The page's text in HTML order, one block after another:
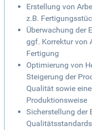
Erstellung von
z.B.
Überwachung der
ggf. Korrektur von
Fertigung
Optimierung von
Steigerung der
Qualität sowie
Produktionsweise
Sicherstellung der
Qualitätsstandards